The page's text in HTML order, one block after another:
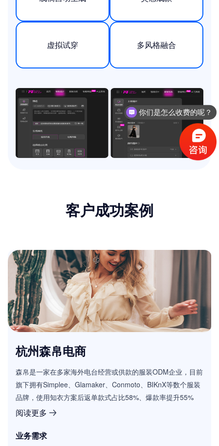
虚拟试穿 多风格融合
客户成功案例
杭州森帛电商
森帛是一家在多家海外电台经营或供款的服装ODM企业，目前
旗下拥有Simplee、Glamaker、Conmoto、BIKnX等数个服装
品牌，使用知衣方案后返单款式占比58%、爆款率提升55%
阅读更多
业务需求
你们是怎么收费的呢？